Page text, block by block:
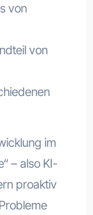
von
von
im
– also KI-
proaktiv